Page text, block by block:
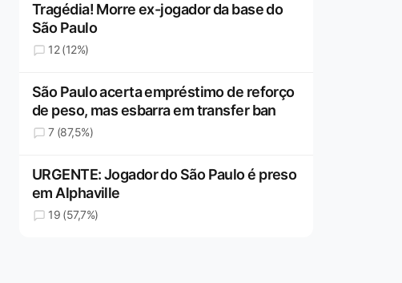
Tragédia! Morre ex-jogador da base do
São Paulo
12 (12%)
São Paulo acerta empréstimo de reforço
de peso, mas esbarra em transfer ban
7 (87,5%)
URGENTE: Jogador do São Paulo é preso
em Alphaville
19 (57,7%)